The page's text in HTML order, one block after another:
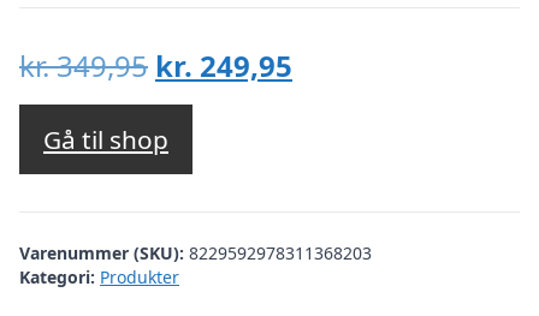
kr.349,95 Den
oprindelige
pris
var:
kr. 349,95.
kr. 249,95
kr. 249,95.
Gå til shop
Varenummer (SKU): 8229592978311368203
Kategori: Produkter